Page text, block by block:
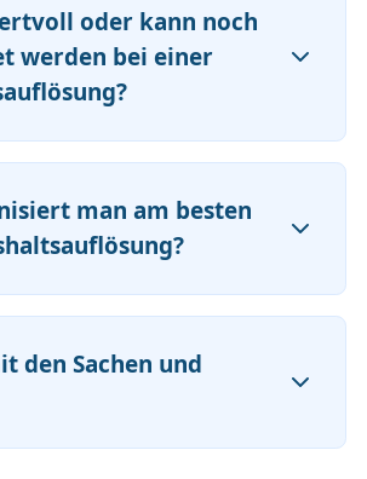
oder kann noch
werden bei einer
man am besten
den Sachen und